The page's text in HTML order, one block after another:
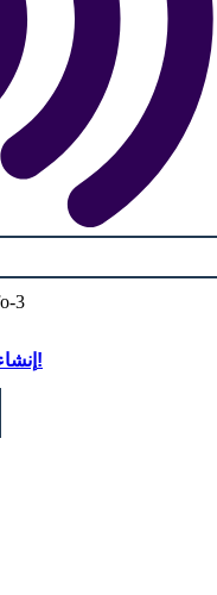
إنشاء الخاصة بك!